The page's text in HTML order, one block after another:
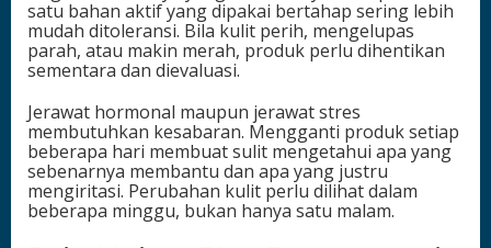
satu bahan aktif yang dipakai bertahap sering lebih
mudah ditoleransi. Bila kulit perih, mengelupas
parah, atau makin merah, produk perlu dihentikan
sementara dan dievaluasi.
Jerawat hormonal maupun jerawat stres
membutuhkan kesabaran. Mengganti produk setiap
beberapa hari membuat sulit mengetahui apa yang
sebenarnya membantu dan apa yang justru
mengiritasi. Perubahan kulit perlu dilihat dalam
beberapa minggu, bukan hanya satu malam.